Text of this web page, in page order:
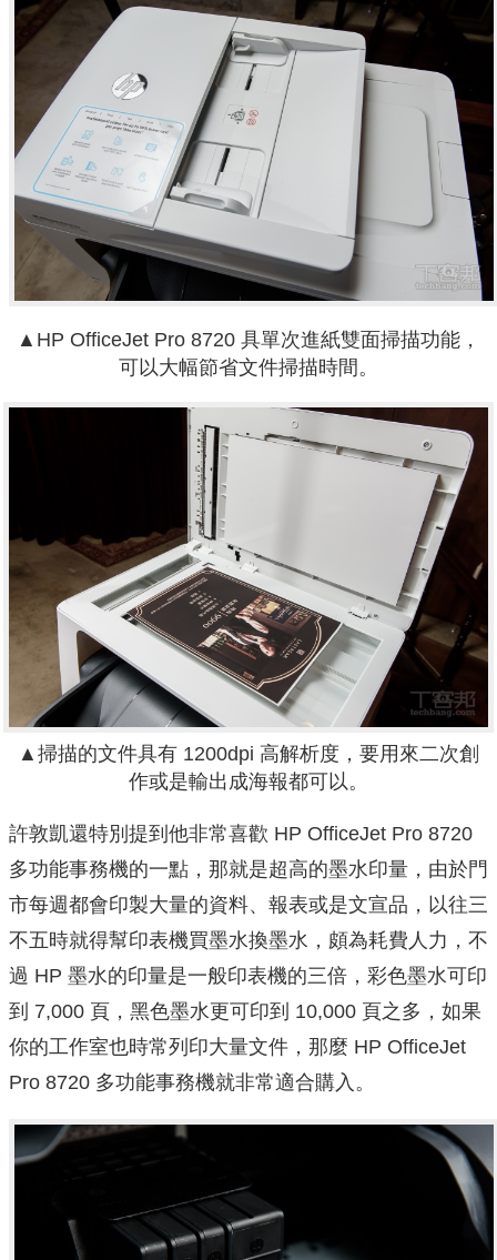
▲HP OfficeJet Pro 8720 具單次進紙雙面掃描功能，
可以大幅節省文件掃描時間。
▲掃描的文件具有 1200dpi 高解析度，要用來二次創
作或是輸出成海報都可以。
許敦凱還特別提到他非常喜歡 HP OfficeJet Pro 8720
多功能事務機的一點，那就是超高的墨水印量，由於門
市每週都會印製大量的資料、報表或是文宣品，以往三
不五時就得幫印表機買墨水換墨水，頗為耗費人力，不
過 HP 墨水的印量是一般印表機的三倍，彩色墨水可印
到 7,000 頁，黑色墨水更可印到 10,000 頁之多，如果
你的工作室也時常列印大量文件，那麼 HP OfficeJet
Pro 8720 多功能事務機就非常適合購入。